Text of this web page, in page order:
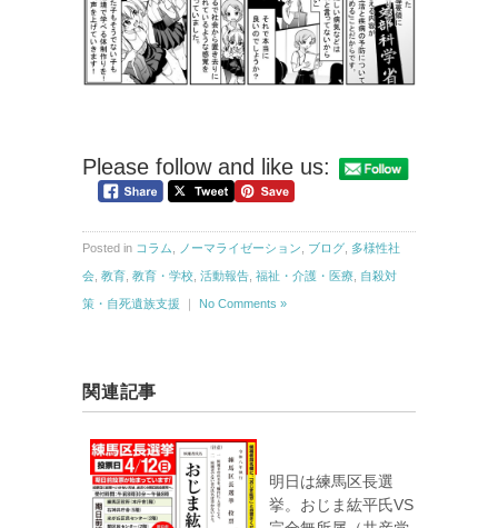
Please follow and like us:
Posted in コラム ノーマライゼーション ブログ 多様性社
会 教育 教育・学校 活動報告 福祉・介護・医療 自殺対
策・自死遺族支援 ｜ No Comments »
関連記事
明日は練馬区長選
挙。おじま紘平氏VS